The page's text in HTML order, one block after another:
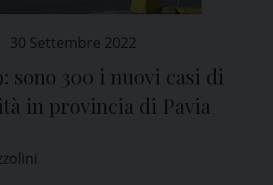
30 Settembre 2022
sono 300 i nuovi casi di
in provincia di Pavia